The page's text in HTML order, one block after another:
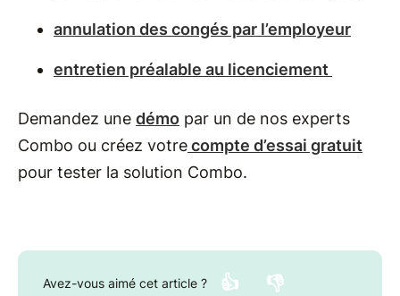
annulation des congés par l’employeur
entretien préalable au licenciement
Demandez une démo par un de nos experts
Combo ou créez votrecompte d’essai gratuit
pour tester la solution Combo.
Avez-vous aimé cet article ? 👍 👎